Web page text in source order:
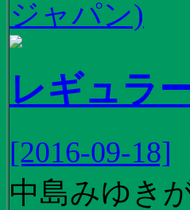
ジャパン)
レギュラ
[2016-09-18]
中島みゆき